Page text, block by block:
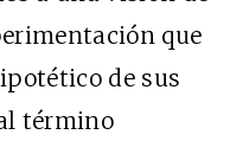
que
de sus
término